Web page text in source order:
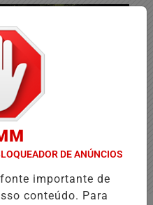
DE ANÚNCIOS
importante de
conteúdo. Para